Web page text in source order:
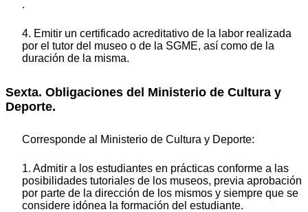
.
4. Emitir un certificado acreditativo de la labor realizada
por el tutor del museo o de la SGME, así como de la
duración de la misma.
Sexta. Obligaciones del Ministerio de Cultura y
Deporte.
Corresponde al Ministerio de Cultura y Deporte:
1. Admitir a los estudiantes en prácticas conforme a las
posibilidades tutoriales de los museos, previa aprobación
por parte de la dirección de los mismos y siempre que se
considere idónea la formación del estudiante.